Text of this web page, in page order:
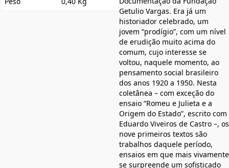
Getulio Vargas. Era já um
historiador celebrado, um
jovem “prodígio”, com um nível
de erudição muito acima do
comum, cujo interesse se
voltou, naquele momento, ao
pensamento social brasileiro
dos anos 1920 a 1950. Nesta
coletânea – com exceção do
ensaio “Romeu e Julieta e a
Origem do Estado”, escrito com
Eduardo Viveiros de Castro –, os
nove primeiros textos são
trabalhos daquele período,
ensaios em que mais vivamente
se surpreende um sofisticado